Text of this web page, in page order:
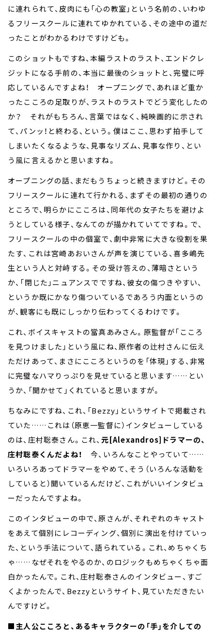
に連れられて、皮肉にも「心の教室」という名前の、いわゆ
るフリースクールに連れてゆかれている、その途中の道だ
ったことがわかるわけですけども。
このショットもですね、本編ラストのラスト、エンドクレ
ジットになる手前の、本当に最後のショットと、完璧に呼
応しているんですよね！ オープニングで、あれほど重か
ったこころの足取りが、ラストのラストでどう変化したの
か？ それがもちろん、言葉ではなく、純映画的に示され
て、パンッ！と終わる、という。僕はここ、思わず拍手して
しまいたくなるような、見事なリズム、見事な作り、とい
う風に言えるかと思いますね。
オープニングの話、まだもうちょっと続きますけど。その
フリースクールに連れて行かれる、まずその最初の通りの
ところで、明らかにこころは、同年代の女子たちを避けよ
うとしている様子、なんてのが描かれていてですね。で、
フリースクールの中の個室で、劇中非常に大きな役割を果
たす、これは宮崎あおいさんが声を演じている、喜多嶋先
生という人と対峙する。その受け答えの、薄暗さという
か、「閉じた」ニュアンスでですね、彼女の傷つきやすい、
というか既にかなり傷ついているであろう内面というの
が、観客にも既にしっかり伝わってくるわけです。
これ、ボイスキャストの當真あみさん。原監督が「こころ
を見つけました」という風にね、原作者の辻村さんに伝え
ただけあって、まさにこころというのを「体現」する、非常
に完璧なハマりっぷりを見せていると思います……とい
うか、「聞かせて」くれていると思いますが。
ちなみにですね、これ、「Bezzy」というサイトで掲載され
ていた……これは（原恵一監督に）インタビューしている
のは、庄村聡泰さん。これ、 元[Alexandros]ドラマーの、
庄村聡泰くんだよね！今、いろんなことやっていて……
いろいろあってドラマーをやめて、そう（いろんな活動を
していると）聞いているんだけど、これがいいインタビュ
ーだったんですよね。
このインタビューの中で、原さんが、それぞれのキャスト
をあえて個別にレコーディング、個別に演出を付けていっ
た、という手法について、語られている。これ、めちゃくち
ゃ……なぜそれをやるのか、のロジックもめちゃくちゃ面
白かったんで。これ、庄村聡泰さんのインタビュー、すご
くよかったんで、Bezzyというサイト、見ていただきたい
んですけど。
■主人公こころと、あるキャラクターの「手」を介しての